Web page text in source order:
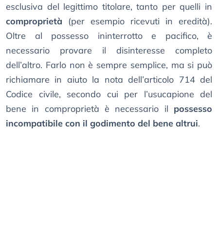
esclusiva del legittimo titolare, tanto per quelli in
comproprietà (per esempio ricevuti in eredità).
Oltre al possesso ininterrotto e pacifico, è
necessario provare il disinteresse completo
dell’altro. Farlo non è sempre semplice, ma si può
richiamare in aiuto la nota dell’articolo 714 del
Codice civile, secondo cui per l’usucapione del
bene in comproprietà è necessario il possesso
incompatibile con il godimento del bene altrui.